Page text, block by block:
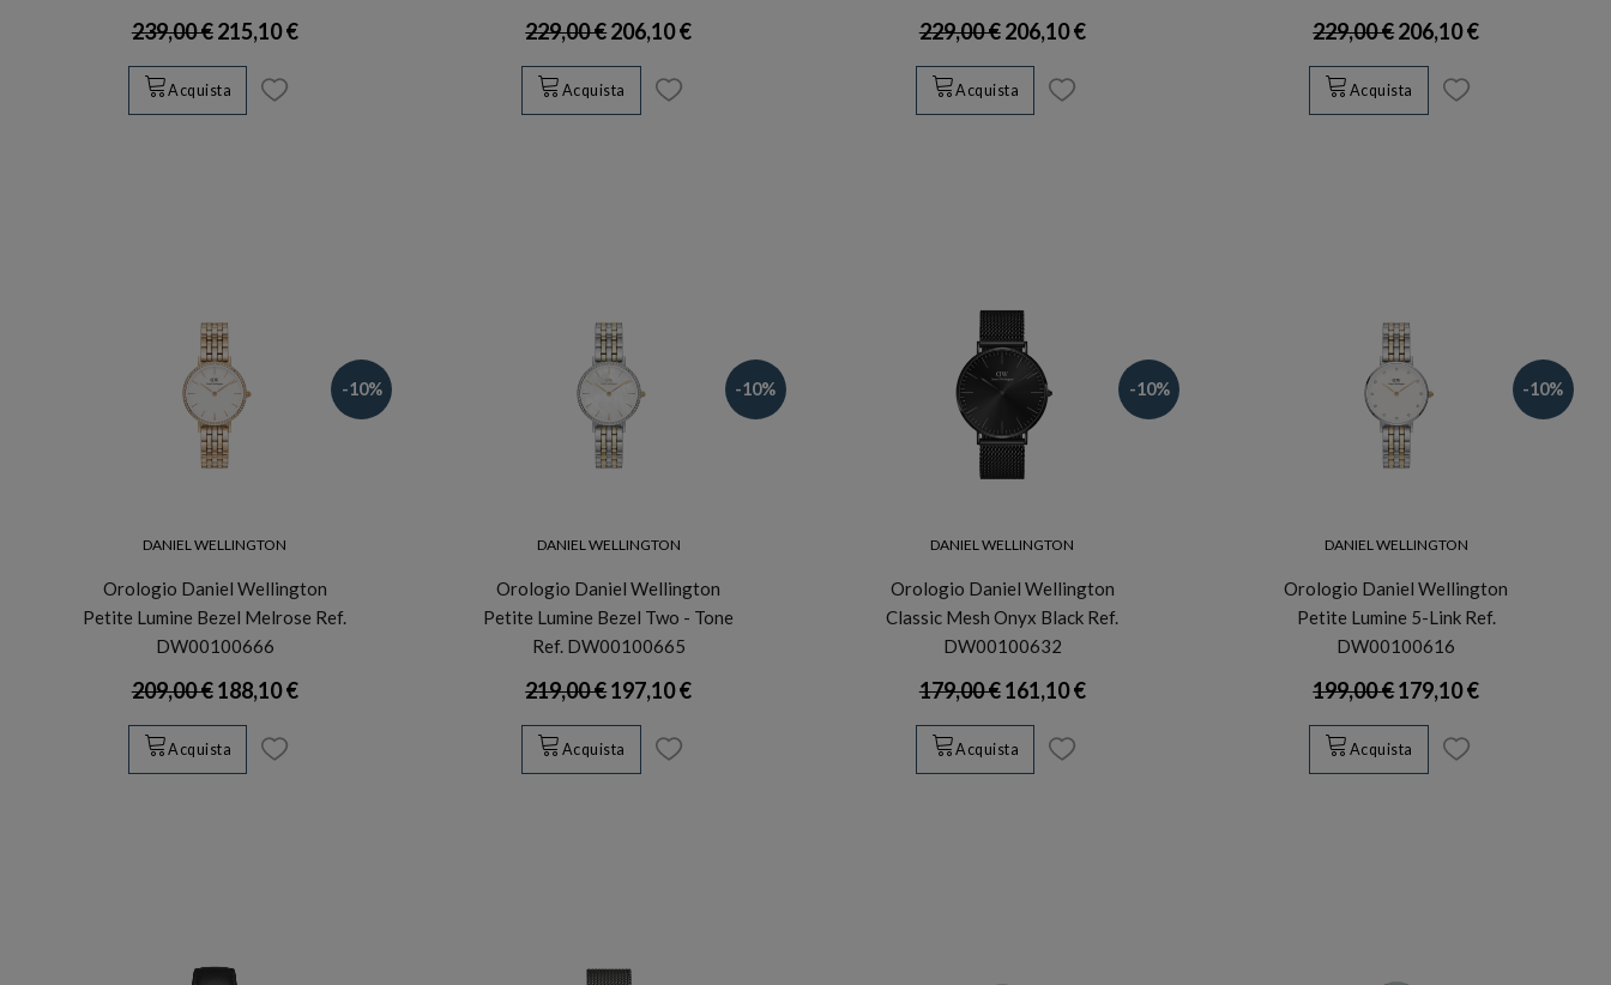
239,00 €215,10 €
Acquista
229,00 €206,10 €
Acquista
229,00 €206,10 €
Acquista
229,00 €206,10 €
Acquista
-10%
DANIEL WELLINGTON
Orologio Daniel Wellington
Petite Lumine Bezel Melrose Ref.
DW00100666
209,00 €188,10 €
Acquista
-10%
DANIEL WELLINGTON
Orologio Daniel Wellington
Petite Lumine Bezel Two - Tone
Ref. DW00100665
219,00 €197,10 €
Acquista
-10%
DANIEL WELLINGTON
Orologio Daniel Wellington
Classic Mesh Onyx Black Ref.
DW00100632
179,00 €161,10 €
Acquista
-10%
DANIEL WELLINGTON
Orologio Daniel Wellington
Petite Lumine 5-Link Ref.
DW00100616
199,00 €179,10 €
Acquista